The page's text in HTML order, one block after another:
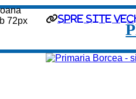
spre site